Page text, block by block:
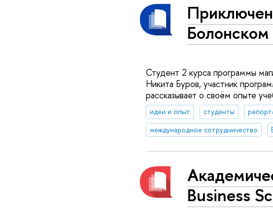
Болонском
Студент 2 курса программы
Никита Буров, участник
рассказывает о своём опыте
идеи и опыт студенты
международное сотрудничество
Business